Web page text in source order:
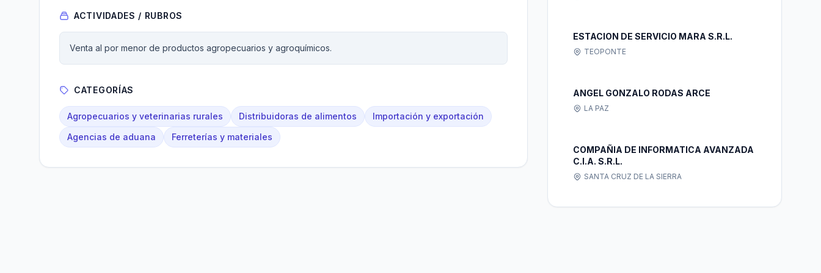
ACTIVIDADES / RUBROS
Venta al por menor de productos agropecuarios y agroquímicos.
CATEGORÍAS
Agropecuarios y veterinarias rurales Distribuidoras de alimentos
Importación y exportación
Agencias de aduana
Ferreterías y materiales
ESTACION DE SERVICIO MARA S.R.L.
TEOPONTE
ANGEL GONZALO RODAS ARCE
LA PAZ
COMPAÑIA DE INFORMATICA AVANZADA
C.I.A. S.R.L.
SANTA CRUZ DE LA SIERRA